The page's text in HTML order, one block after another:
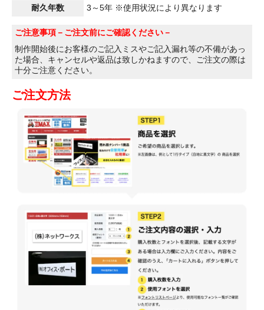
耐久年数
3～5年 ※使用状況により異なります
ご注意事項 －ご注文前にご確認ください－
制作開始後にお客様のご記入ミスやご記入漏れ等の不備があっ
た場合、キャンセルや返品は致しかねますので、ご注文の際は
十分ご注意ください。
ご注文方法